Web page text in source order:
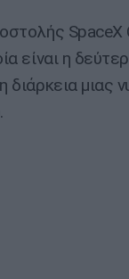
SpaceX
είναι η
μιας